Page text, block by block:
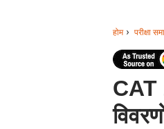
होम परीक्षा
CAT